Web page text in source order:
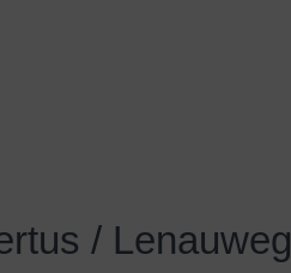
/ Lenauweg